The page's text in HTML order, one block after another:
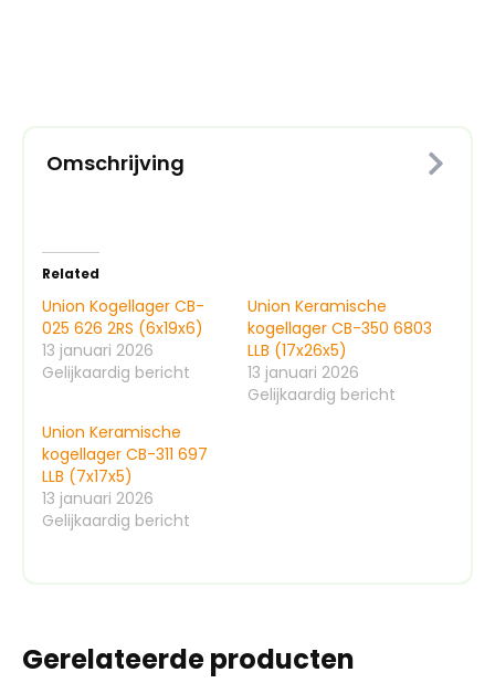
Omschrijving
Related
Union Kogellager CB-
025 626 2RS (6x19x6)
13 januari 2026
Gelijkaardig bericht
Union Keramische
kogellager CB-350 6803
LLB (17x26x5)
13 januari 2026
Gelijkaardig bericht
Union Keramische
kogellager CB-311 697
LLB (7x17x5)
13 januari 2026
Gelijkaardig bericht
Gerelateerde producten